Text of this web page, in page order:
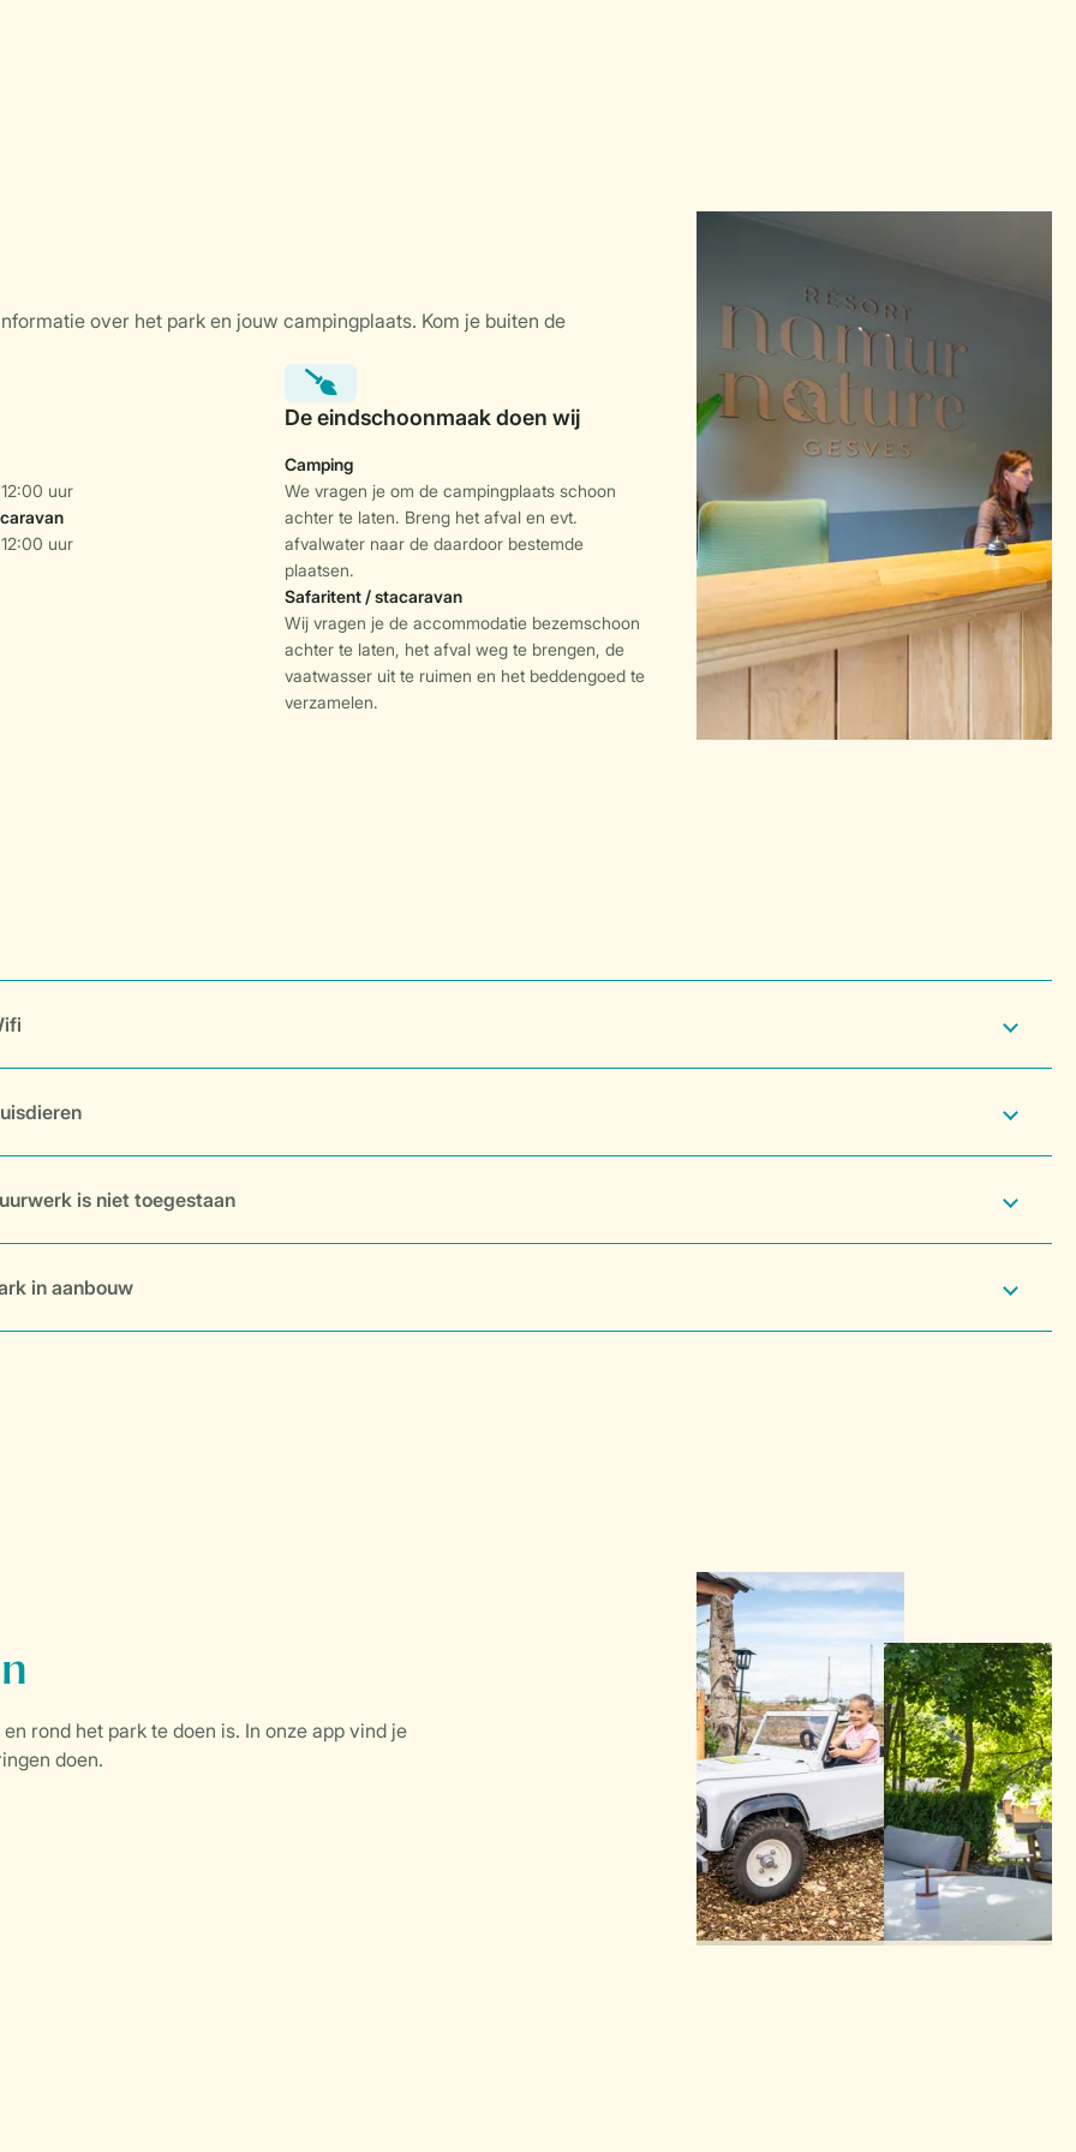
uur
uur
Camping
We vragen je om de campingplaats schoon
achter te laten. Breng het afval en evt.
afvalwater naar de daardoor bestemde
plaatsen.
Safaritent / stacaravan
Wij vragen je de accommodatie bezemschoon
achter te laten, het afval weg te brengen, de
vaatwasser uit te ruimen en het beddengoed te
verzamelen.
is niet toegestaan
in aanbouw